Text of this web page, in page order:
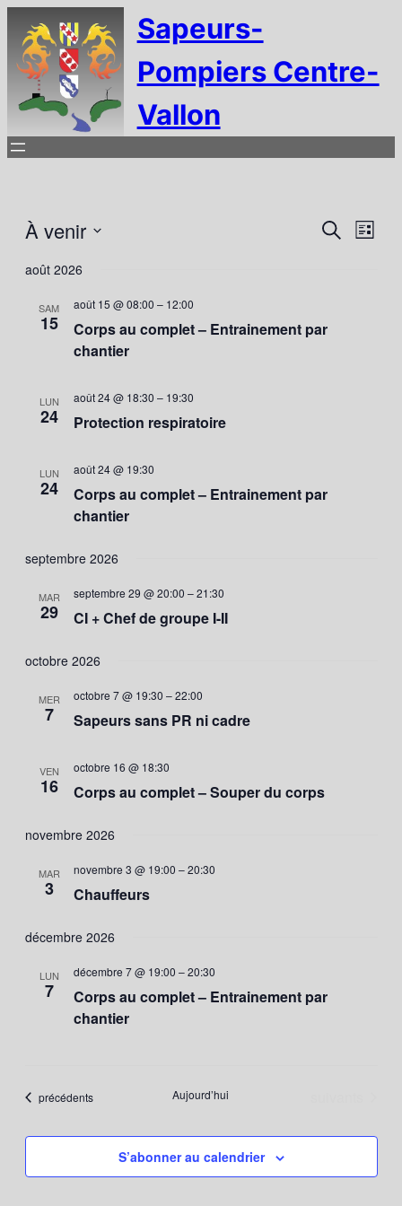
Sapeurs-
Pompiers Centre-
Vallon
de
Recherche
Liste
À venir
une
date.
août 2026
SAM
15
août 15 @ 08:00 – 12:00
Corps au complet – Entrainement par
chantier
LUN
24
août 24 @ 18:30 – 19:30
Protection respiratoire
LUN
24
août 24 @ 19:30
Corps au complet – Entrainement par
chantier
septembre 2026
MAR
29
septembre 29 @ 20:00 –21:30
CI + Chef de groupe I-II
octobre 2026
MER
7
octobre 7 @ 19:30 –22:00
Sapeurs sans PR ni cadre
VEN
16
octobre 16 @ 18:30
Corps au complet – Souper du corps
novembre 2026
MAR
3
novembre 3 @ 19:00 –20:30
Chauffeurs
décembre 2026
LUN
7
décembre 7 @ 19:00 –20:30
Corps au complet – Entrainement par
chantier
Évènements
précédents Aujourd’hui
S’abonner au calendrier